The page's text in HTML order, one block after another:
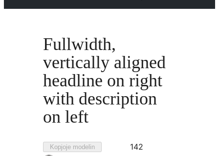
Fullwidth,
vertically aligned
headline on right
with description
on left
Kopjoje modelin
Parapëlqyer
142